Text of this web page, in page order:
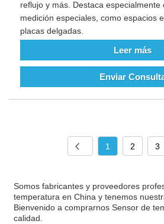
reflujo y más. Destaca especialmente
medición especiales, como espacios
placas delgadas.
Leer más
Enviar
1 2 3
Somos fabricantes y proveedores
temperatura en China y tenemos
Bienvenido a comprarnos Sensor de
calidad.